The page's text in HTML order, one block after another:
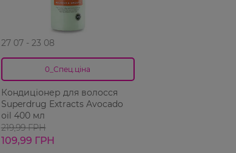
27 07 - 23 08
0_Спец.ціна
Кондиціонер для волосся
Superdrug Extracts Avocado
oil 400 мл
219,99 ГРН
109,99 ГРН